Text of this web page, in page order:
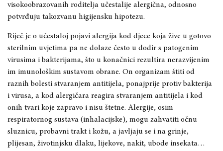
visokoobrazovanih roditelja učestalije alergična, odnosno
potvrđuju takozvanu higijensku hipotezu.
Riječ je o učestaloj pojavi alergija kod djece koja žive u gotovo
sterilnim uvjetima pa ne dolaze često u dodir s patogenim
virusima i bakterijama, što u konačnici rezultira nerazvijenim
im imunološkim sustavom obrane. On organizam štiti od
raznih bolesti stvaranjem antitijela, ponajprije protiv bakterija
i virusa, a kod alergičara reagira stvaranjem antitijela i kod
onih tvari koje zapravo i nisu štetne. Alergije, osim
respiratornog sustava (inhalacijske), mogu zahvatiti očnu
sluznicu, probavni trakt i kožu, a javljaju se i na grinje,
plijesan, životinjsku dlaku, lijekove, nakit, ubode insekata…